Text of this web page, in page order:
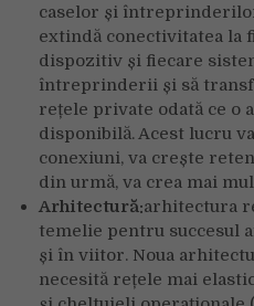
caselor și
extindă conectivitatea la
dispozitiv și fiecare
întreprinderii și să
rețele private odată ce o
disponibilă. Acest lucru
conexiuni, va crește
din urmă, va crea mai
Arhitectură:arhitectura
temelie pentru succesul
și în viitor. Noua
necesită rețele mai